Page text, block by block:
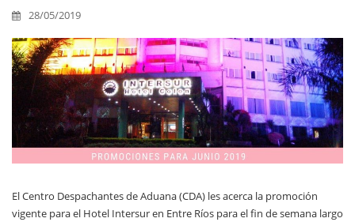
28/05/2019
El Centro Despachantes de Aduana (CDA) les acerca la promoción
vigente para el Hotel Intersur en Entre Ríos para el fin de semana largo